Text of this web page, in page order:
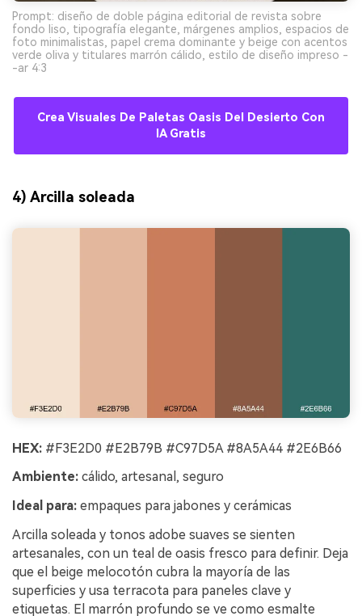
Prompt: diseño de doble página editorial de revista sobre
fondo liso, tipografía elegante, márgenes amplios, espacios de
foto minimalistas, papel crema dominante y beige con acentos
verde oliva y titulares marrón cálido, estilo de diseño impreso -
-ar 4:3
Crea Visuales De Paletas Oasis Del Desierto Con
IA Gratis
4) Arcilla soleada
HEX: #F3E2D0 #E2B79B #C97D5A #8A5A44 #2E6B66
Ambiente: cálido, artesanal, seguro
Ideal para: empaques para jabones y cerámicas
Arcilla soleada y tonos adobe suaves se sienten
artesanales, con un teal de oasis fresco para definir. Deja
que el beige melocotón cubra la mayoría de las
superficies y usa terracota para paneles clave y
etiquetas. El marrón profundo se ve como esmalte